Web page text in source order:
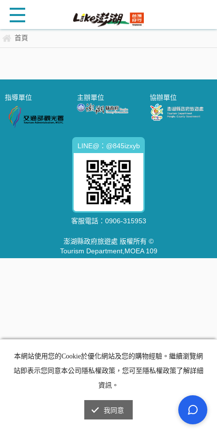
首頁
指導單位 主辦單位 協辦單位
LINE@：@845izxyb
客服電話： 0906-315953
澎湖縣政府旅遊處 版權所有 ©
Tourism Department,MOEA 109
本網站使用您的Cookie於優化網站及您的購物經驗。繼續瀏覽網
站即表示您同意本公司隱私權政策，您可至隱私權政策了解詳細
資訊。
我同意